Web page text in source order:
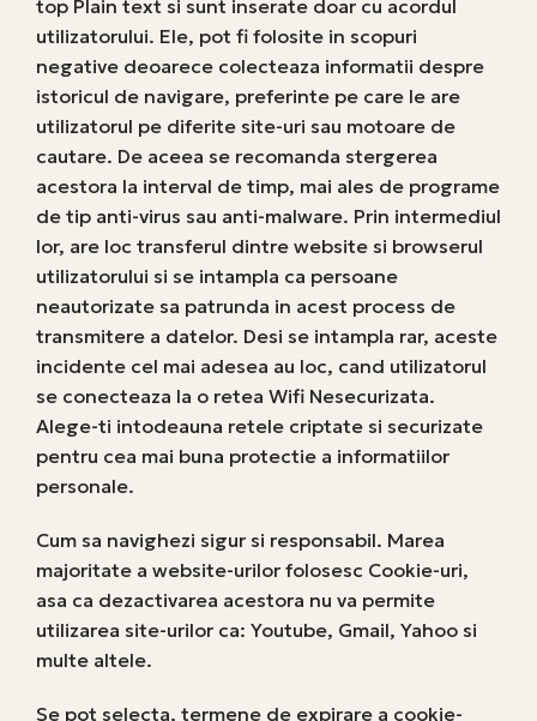
top Plain text si sunt inserate doar cu acordul
utilizatorului. Ele, pot fi folosite in scopuri
negative deoarece colecteaza informatii despre
istoricul de navigare, preferinte pe care le are
utilizatorul pe diferite site-uri sau motoare de
cautare. De aceea se recomanda stergerea
acestora la interval de timp, mai ales de programe
de tip anti-virus sau anti-malware. Prin intermediul
lor, are loc transferul dintre website si browserul
utilizatorului si se intampla ca persoane
neautorizate sa patrunda in acest process de
transmitere a datelor. Desi se intampla rar, aceste
incidente cel mai adesea au loc, cand utilizatorul
se conecteaza la o retea Wifi Nesecurizata.
Alege-ti intodeauna retele criptate si securizate
pentru cea mai buna protectie a informatiilor
personale.
Cum sa navighezi sigur si responsabil. Marea
majoritate a website-urilor folosesc Cookie-uri,
asa ca dezactivarea acestora nu va permite
utilizarea site-urilor ca: Youtube, Gmail, Yahoo si
multe altele.
Se pot selecta, termene de expirare a cookie-